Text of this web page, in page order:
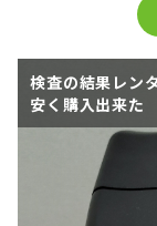
検査の結果レン
安く購入出来た